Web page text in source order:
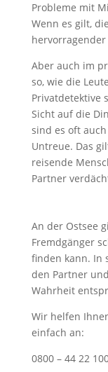
Probleme mit
Wenn es gilt,
Aber auch im
so, wie die
Privatdetektive
Sicht auf die
sind es oft
Untreue. Das
reisende
Partner
An der Ostsee
Fremdgänger
finden kann. In
den Partner
Wahrheit
Wir helfen
einfach an:
0800 – 44 22